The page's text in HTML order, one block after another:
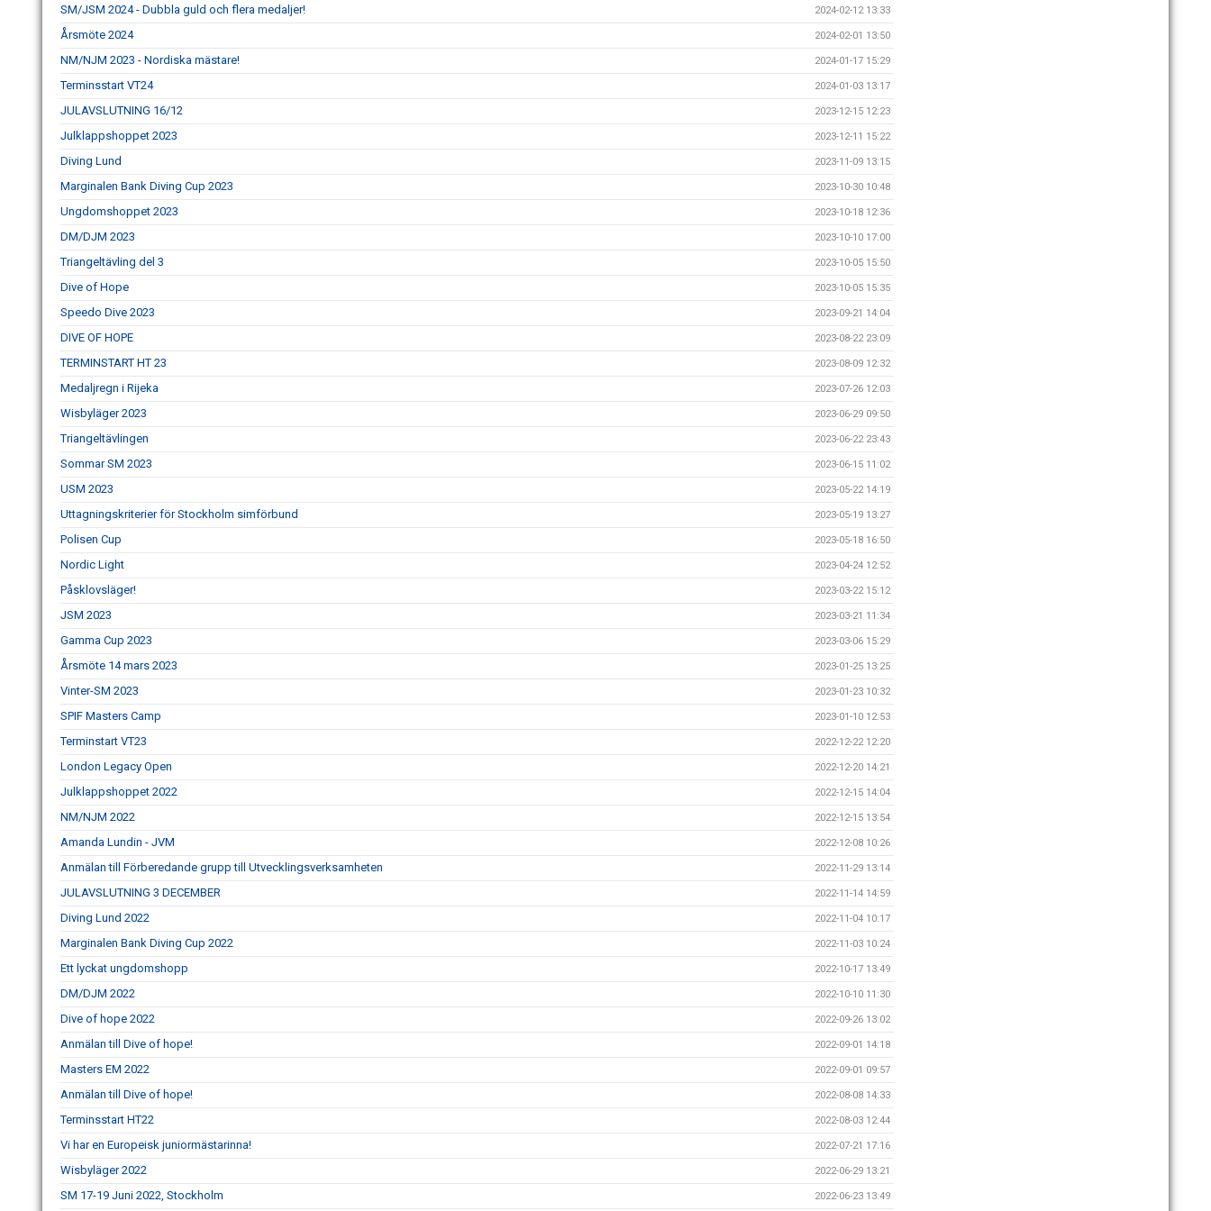
SM/JSM 2024 - Dubbla guld och flera medaljer! 2024-02-12 13:33
Årsmöte 2024 2024-02-01 13:50
NM/NJM 2023 - Nordiska mästare! 2024-01-17 15:29
Terminsstart VT24 2024-01-03 13:17
JULAVSLUTNING 16/12 2023-12-15 12:23
Julklappshoppet 2023 2023-12-11 15:22
Diving Lund 2023-11-09 13:15
Marginalen Bank Diving Cup 2023 2023-10-30 10:48
Ungdomshoppet 2023 2023-10-18 12:36
DM/DJM 2023 2023-10-10 17:00
Triangeltävling del 3 2023-10-05 15:50
Dive of Hope 2023-10-05 15:35
Speedo Dive 2023 2023-09-21 14:04
DIVE OF HOPE 2023-08-22 23:09
TERMINSTART HT 23 2023-08-09 12:32
Medaljregn i Rijeka 2023-07-26 12:03
Wisbyläger 2023 2023-06-29 09:50
Triangeltävlingen 2023-06-22 23:43
Sommar SM 2023 2023-06-15 11:02
USM 2023 2023-05-22 14:19
Uttagningskriterier för Stockholm simförbund 2023-05-19 13:27
Polisen Cup 2023-05-18 16:50
Nordic Light 2023-04-24 12:52
Påsklovsläger! 2023-03-22 15:12
JSM 2023 2023-03-21 11:34
Gamma Cup 2023 2023-03-06 15:29
Årsmöte 14 mars 2023 2023-01-25 13:25
Vinter-SM 2023 2023-01-23 10:32
SPIF Masters Camp 2023-01-10 12:53
Terminstart VT23 2022-12-22 12:20
London Legacy Open 2022-12-20 14:21
Julklappshoppet 2022 2022-12-15 14:04
NM/NJM 2022 2022-12-15 13:54
Amanda Lundin - JVM 2022-12-08 10:26
Anmälan till Förberedande grupp till Utvecklingsverksamheten 2022-11-29 13:14
JULAVSLUTNING 3 DECEMBER 2022-11-14 14:59
Diving Lund 2022 2022-11-04 10:17
Marginalen Bank Diving Cup 2022 2022-11-03 10:24
Ett lyckat ungdomshopp 2022-10-17 13:49
DM/DJM 2022 2022-10-10 11:30
Dive of hope 2022 2022-09-26 13:02
Anmälan till Dive of hope! 2022-09-01 14:18
Masters EM 2022 2022-09-01 09:57
Anmälan till Dive of hope! 2022-08-08 14:33
Terminsstart HT22 2022-08-03 12:44
Vi har en Europeisk juniormästarinna! 2022-07-21 17:16
Wisbyläger 2022 2022-06-29 13:21
SM 17-19 Juni 2022, Stockholm 2022-06-23 13:49